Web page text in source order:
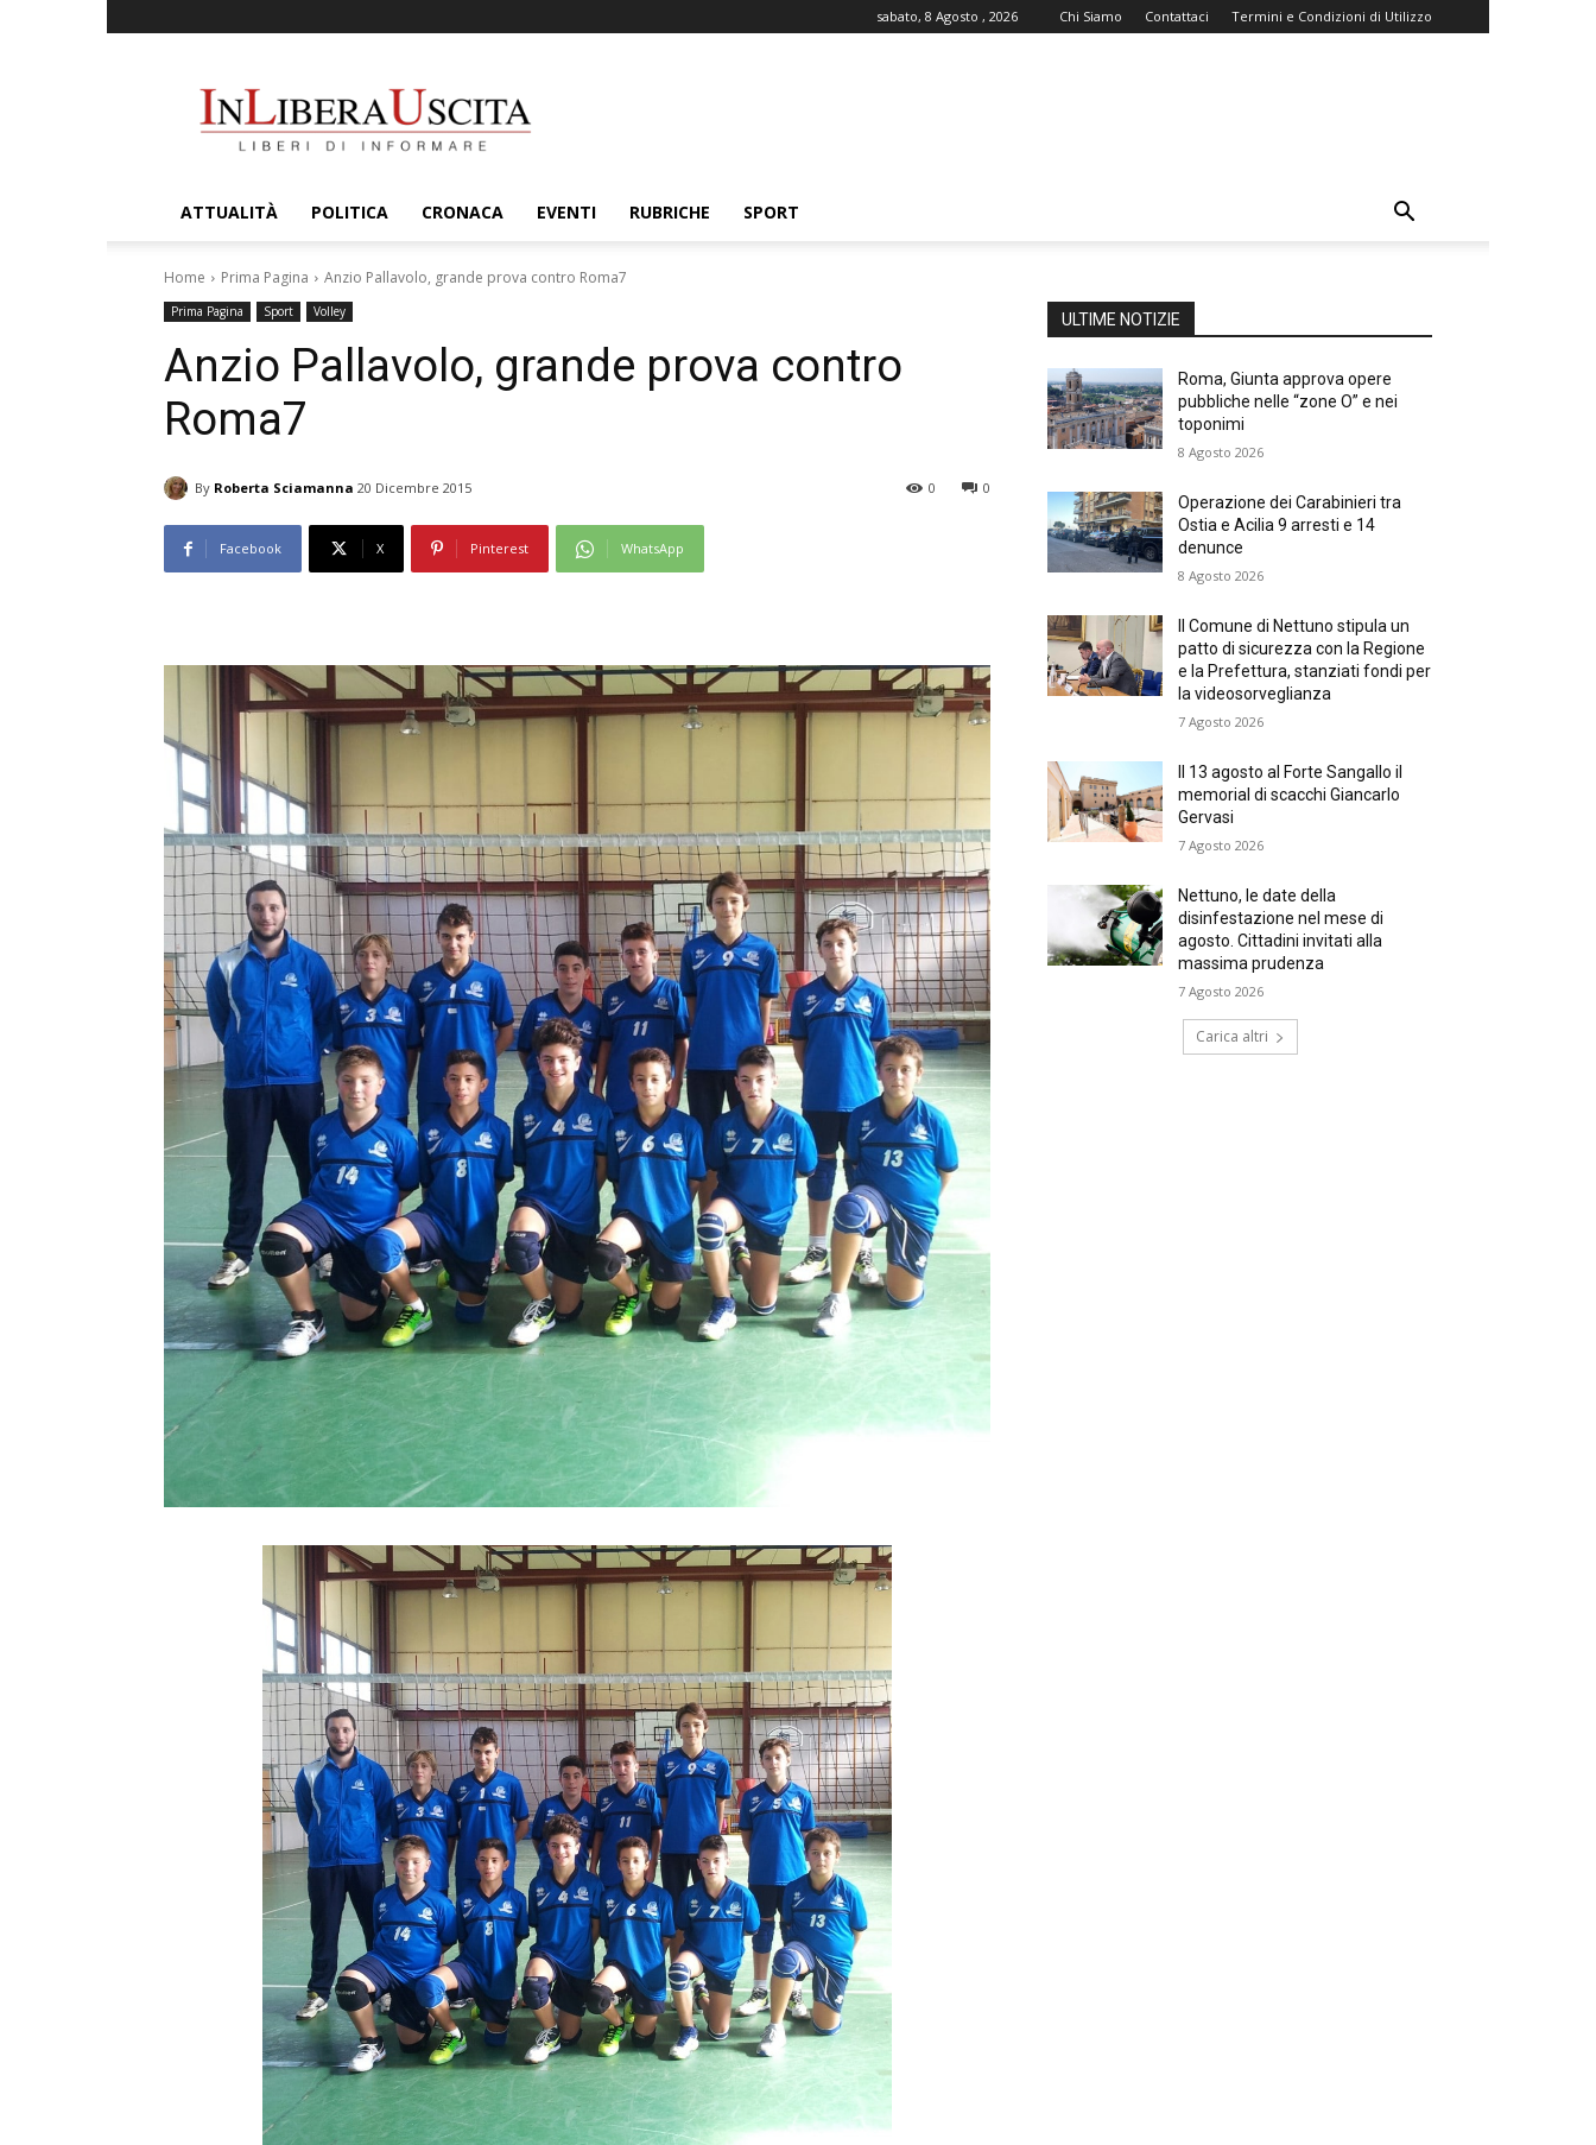
sabato, 8 Agosto , 2026 Chi Siamo Contattaci Termini e Condizioni di Utilizzo
ATTUALITÀ POLITICA CRONACA EVENTI RUBRICHE SPORT
Home Prima Pagina Anzio Pallavolo, grande prova contro Roma7
Prima Pagina Sport Volley
Anzio Pallavolo, grande prova contro
Roma7
By Roberta Sciamanna 20 Dicembre 2015 0
0
Facebook X Pinterest WhatsApp
ULTIME NOTIZIE
Roma, Giunta approva opere
pubbliche nelle “zone O” e nei
toponimi
8 Agosto 2026
Operazione dei Carabinieri tra
Ostia e Acilia 9 arresti e 14
denunce
8 Agosto 2026
Il Comune di Nettuno stipula un
patto di sicurezza con la Regione
e la Prefettura, stanziati fondi per
la videosorveglianza
7 Agosto 2026
Il 13 agosto al Forte Sangallo il
memorial di scacchi Giancarlo
Gervasi
7 Agosto 2026
Nettuno, le date della
disinfestazione nel mese di
agosto. Cittadini invitati alla
massima prudenza
7 Agosto 2026
Carica altri